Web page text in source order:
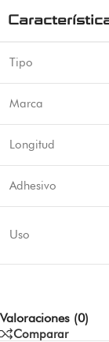
Tipo
Marca
Longitud
Adhesivo
Uso
Valoraciones (0)
Comparar